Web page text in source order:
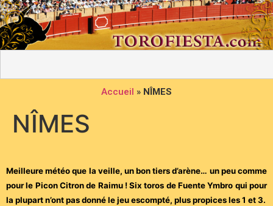
Accueil » NÎMES
NÎMES
Meilleure météo que la veille, un bon tiers d’arène… un peu comme
pour le Picon Citron de Raimu ! Six toros de Fuente Ymbro qui pour
la plupart n’ont pas donné le jeu escompté, plus propices les 1 et 3.